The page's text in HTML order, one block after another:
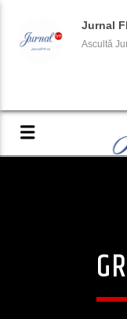
Jurnal
Ascultă